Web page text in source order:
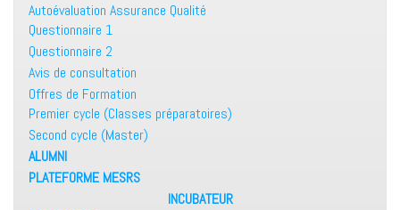
Autoévaluation Assurance Qualité
Questionnaire 1
Questionnaire 2
Avis de consultation
Offres de Formation
Premier cycle (Classes préparatoires)
Second cycle (Master)
ALUMNI
PLATEFORME MESRS
INCUBATEUR